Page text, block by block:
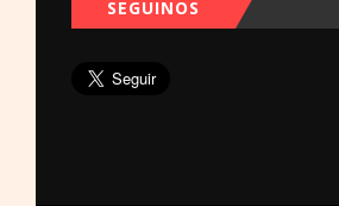
SEGUINOS